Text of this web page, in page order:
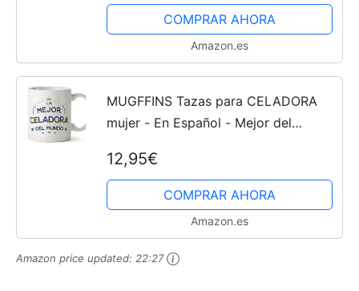
COMPRAR AHORA
Amazon.es
MUGFFINS Tazas para CELADORA
mujer - En Español - Mejor del
original y divertido
12,95€
COMPRAR AHORA
Amazon.es
Amazon price updated: 22:27